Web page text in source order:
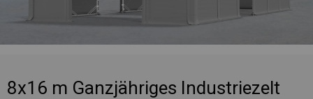
8x16 m Ganzjähriges Industriezelt